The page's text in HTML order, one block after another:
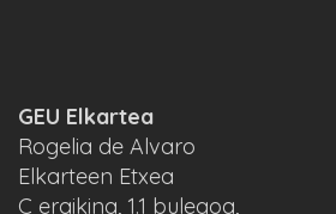
GEU Elkartea
Rogelia de Alvaro
Elkarteen Etxea
C eraikina, 1.1 bulegoa,